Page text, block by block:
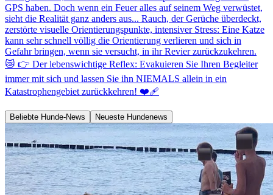
GPS haben. Doch wenn ein Feuer alles auf seinem Weg verwüstet,
sieht die Realität ganz anders aus... Rauch, der Gerüche überdeckt,
zerstörte visuelle Orientierungspunkte, intensiver Stress: Eine Katze
kann sehr schnell völlig die Orientierung verlieren und sich in
Gefahr bringen, wenn sie versucht, in ihr Revier zurückzukehren.
😿 👉 Der lebenswichtige Reflex: Evakuieren Sie Ihren Begleiter
immer mit sich und lassen Sie ihn NIEMALS allein in ein
Katastrophengebiet zurückkehren! ❤️‍🩹
Beliebte Hunde-News Neueste Hundenews